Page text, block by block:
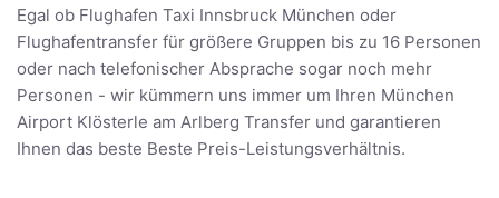
Egal ob Flughafen Taxi Innsbruck München oder
Flughafentransfer für größere Gruppen bis zu 16 Personen
oder nach telefonischer Absprache sogar noch mehr
Personen - wir kümmern uns immer um Ihren München
Airport Klösterle am Arlberg Transfer und garantieren
Ihnen das beste Beste Preis-Leistungsverhältnis.